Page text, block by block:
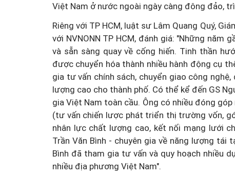
Việt Nam ở nước ngoài ngày càng đông đảo,
Riêng với TP HCM, luật sư Lâm Quang Quý,
với NVNONN TP HCM, đánh giá: "Những năm
và sẵn sàng quay về cống hiến. Tinh thần
được chuyển hóa thành nhiều hành động cụ
gia tư vấn chính sách, chuyển giao công
lượng cao cho thành phố. Có thể kể đến GS
gia Việt Nam toàn cầu. Ông có nhiều đóng
(tư vấn chiến lược phát triển thị trường vốn,
nhân lực chất lượng cao, kết nối mạng lưới
Trần Văn Bình - chuyên gia về năng lượng
Bình đã tham gia tư vấn và quy hoạch nhiều
nhiều địa phương Việt Nam".